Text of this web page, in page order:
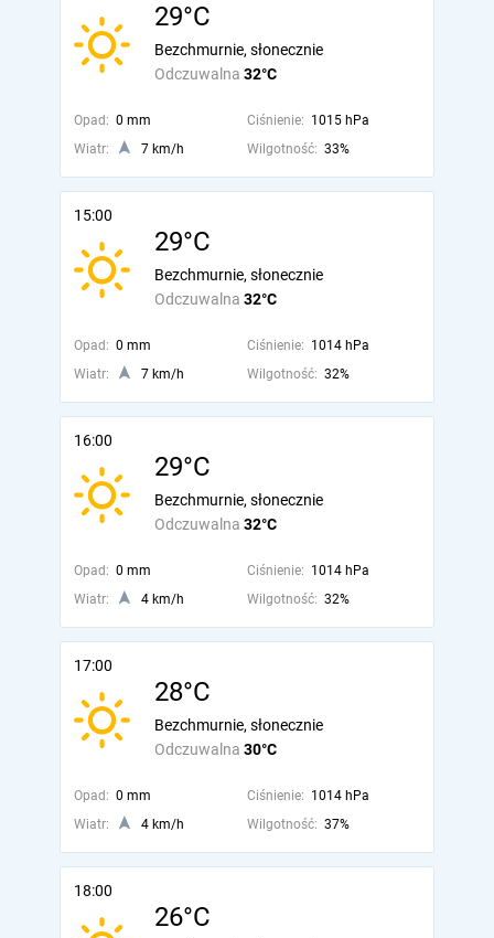
29°C
Odczuwalna 32°C
Bezchmurnie, słonecznie
Opad: 0 mm Ciśnienie: 1015 hPa
Wiatr:
7 km/h Wilgotność: 33%
15:00
29°C
Odczuwalna 32°C
Bezchmurnie, słonecznie
Opad: 0 mm Ciśnienie: 1014 hPa
Wiatr:
7 km/h Wilgotność: 32%
16:00
29°C
Odczuwalna 32°C
Bezchmurnie, słonecznie
Opad: 0 mm Ciśnienie: 1014 hPa
Wiatr:
4 km/h Wilgotność: 32%
17:00
28°C
Odczuwalna 30°C
Bezchmurnie, słonecznie
Opad: 0 mm Ciśnienie: 1014 hPa
Wiatr:
4 km/h Wilgotność: 37%
18:00
26°C